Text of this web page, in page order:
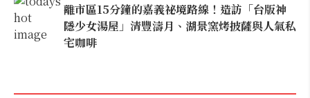
離市區15分鐘的嘉義祕境路線！造訪「台版神
隱少女湯屋」清豐濤月、湖景窯烤披薩與人氣私
宅咖啡